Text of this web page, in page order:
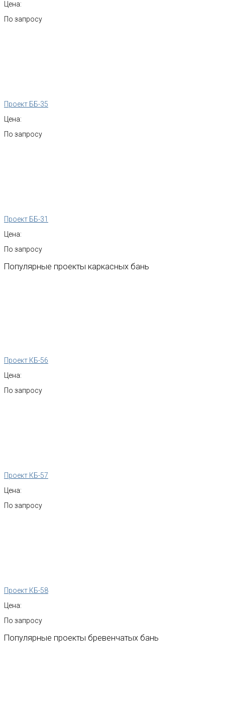
Цена:
По запросу
Проект ББ-35
Цена:
По запросу
Проект ББ-31
Цена:
По запросу
Популярные проекты каркасных бань
Проект КБ-56
Цена:
По запросу
Проект КБ-57
Цена:
По запросу
Проект КБ-58
Цена:
По запросу
Популярные проекты бревенчатых бань